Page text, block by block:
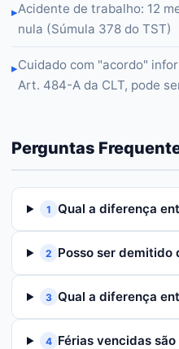
▸Acidente de trabalho: 12
nula (Súmula 378 do TST)
▸Cuidado com "acordo"
Art. 484-A da CLT, pode
Perguntas
1 Qual a diferença
2 Posso ser demitido
3 Qual a diferença
4 Férias vencidas